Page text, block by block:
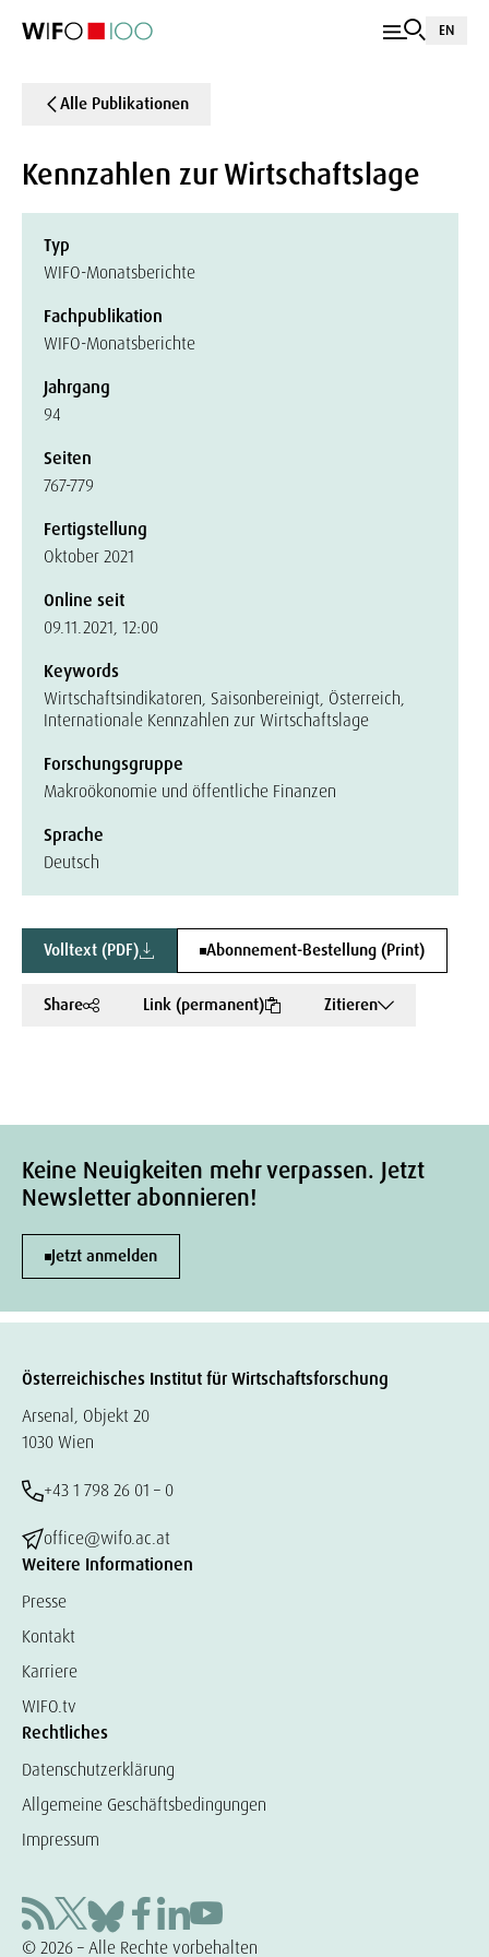
EN
Alle Publikationen
Kennzahlen zur Wirtschaftslage
Typ
WIFO-Monatsberichte
Fachpublikation
WIFO-Monatsberichte
Jahrgang
94
Seiten
767-779
Fertigstellung
Oktober 2021
Online seit
09.11.2021, 12:00
Keywords
Wirtschaftsindikatoren, Saisonbereinigt, Österreich,
Internationale Kennzahlen zur Wirtschaftslage
Forschungsgruppe
Makroökonomie und öffentliche Finanzen
Sprache
Deutsch
Volltext (PDF) Abonnement-Bestellung (Print)
Share Link (permanent) Zitieren
Keine Neuigkeiten mehr verpassen. Jetzt
Newsletter abonnieren!
Jetzt anmelden
Österreichisches Institut für Wirtschaftsforschung
Arsenal, Objekt 20
1030 Wien
+43 1 798 26 01 – 0
office@wifo.ac.at
Weitere Informationen
Presse
Kontakt
Karriere
WIFO.tv
Rechtliches
Datenschutzerklärung
Allgemeine Geschäftsbedingungen
Impressum
© 2026 – Alle Rechte vorbehalten